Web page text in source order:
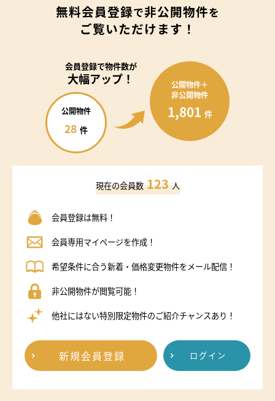
無料会員登録で非公開物件を
ご覧いただけます！
会員登録で物件数が
大幅アップ！
公開物件
28 件
公開物件＋
非公開物件
1,801 件
現在の会員数 123 人
会員登録は無料！
会員専用マイページを作成！
希望条件に合う新着・価格変更物件をメール配信！
非公開物件が閲覧可能！
他社にはない特別限定物件のご紹介チャンスあり！
新規会員登録 ログイン